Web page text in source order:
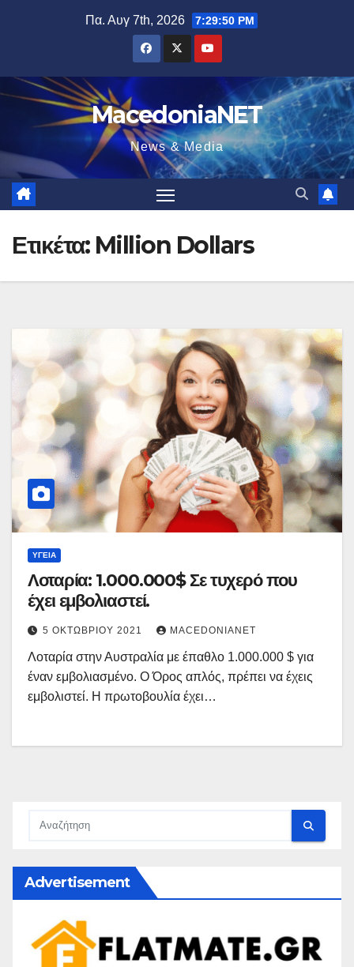
Πα. Αυγ 7th, 2026 7:29:51 PM
MacedoniaNET
News & Media
Ετικέτα: Million Dollars
ΥΓΕΊΑ
Λοταρία: 1.000.000$ Σε τυχερό που
έχει εμβολιαστεί.
5 ΟΚΤΩΒΡΊΟΥ 2021 MACEDONIANET
Λοταρία στην Αυστραλία με έπαθλο 1.000.000 $ για
έναν εμβολιασμένο. Ο Όρος απλός, πρέπει να έχεις
εμβολιστεί. Η πρωτοβουλία έχει…
Advertisement